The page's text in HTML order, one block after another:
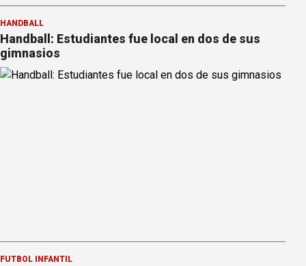
HANDBALL
Handball: Estudiantes fue local en dos de sus
gimnasios
FÚTBOL INFANTIL